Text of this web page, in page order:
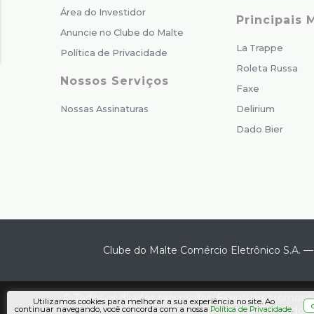
Área do Investidor
Anuncie no Clube do Malte
Política de Privacidade
Nossos Serviços
Nossas Assinaturas
Principais
La Trappe
Roleta Russa
Faxe
Delirium
Dado Bier
Clube do Malte Comércio Eletrônico S.A. —
© Todos os direitos reservados. Eventuais
layout aqui veiculados
Utilizamos cookies para melhorar a sua experiência no site. Ao
continuar navegando, você concorda com a nossa Política de Privacidade.